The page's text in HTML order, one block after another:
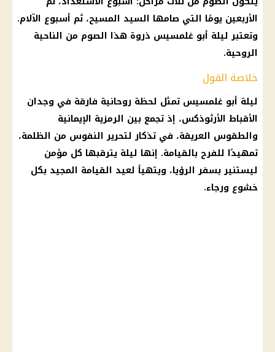
الأربعين يومًا التي صامها السيد المسيح، ثم أسبوع الآلام.
وتعتبر ليلة أبو غلمسيس ذروة هذا الصوم من الناحية
الروحية.
خلاصة القول
ليلة أبو غلمسيس تمثل لحظة روحانية فارقة في وجدان
الأقباط الأرثوذكس، إذ تجمع بين الرمزية الإيمانية
والطقوس العريقة، في تذكار لتحرير النفوس من الظلمة،
تمهيدًا للفرح بالقيامة. إنها ليلة يترقبها كل مؤمن
ليستنير بسفر الرؤيا، ويتهيأ لعيد القيامة المجيد بكل
خشوع ورجاء.